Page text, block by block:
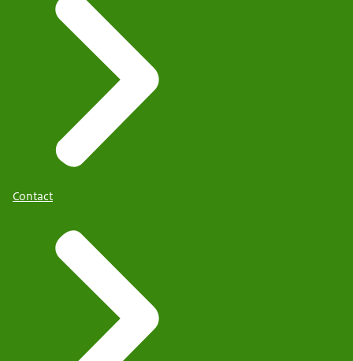
Contact